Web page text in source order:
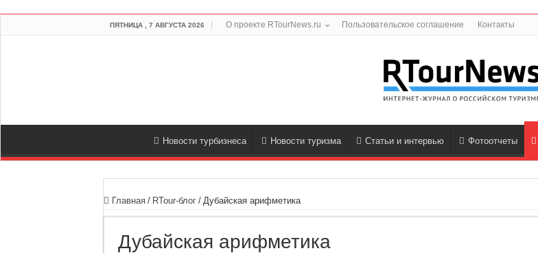
ПЯТНИЦА , 7 АВГУСТА 2026 О проекте RTourNews.ru Пользовательское соглашение Контакты
Новости турбизнеса Новости туризма Статьи и интервью Фотоотчеты
Главная / RTour-блог / Дубайская арифметика
Дубайская арифметика